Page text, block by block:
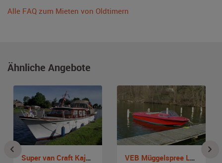
Alle FAQ zum Mieten von Oldtimern
Ähnliche Angebote
Super van Craft Kajütboot VEB Müggelspree Lotos 1